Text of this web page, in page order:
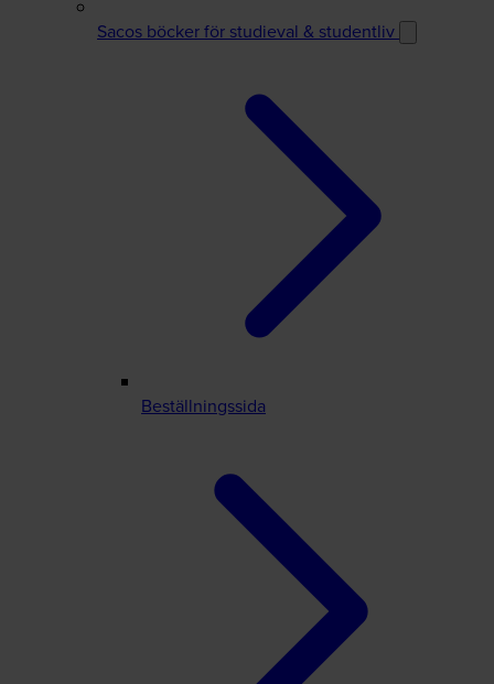
Sacos böcker för studieval & studentliv
Beställningssida